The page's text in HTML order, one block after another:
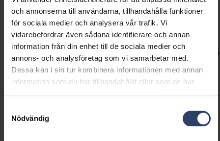
och annonserna till användarna, tillhandahålla funktioner
för sociala medier och analysera vår trafik. Vi
vidarebefordrar även sådana identifierare och annan
information från din enhet till de sociala medier och
annons- och analysföretag som vi samarbetar med.
Dessa kan i sin tur kombinera informationen med annan
information som du har tillhandahållit eller som de har
Nödvändig
Teknisk information
Teknisk